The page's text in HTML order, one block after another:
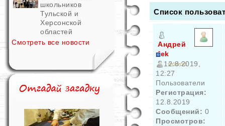
школьников
Тульской и
Херсонской
областей
Смотреть все новости
Список
Андрей
fek
12.8.2019,
12:27
Пользователи
Регистрация:
12.8.2019
Сообщений: 0
Просмотров: